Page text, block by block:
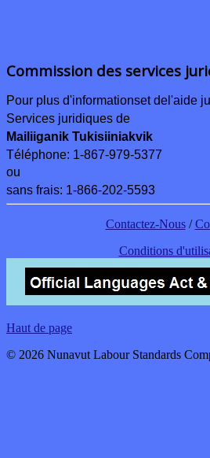
Commission des services
Pour plus d'informationset de l'aide
Services juridiques de
Mailiiganik Tukisiiniakvik
Téléphone: 1-867-979-5377
ou
sans frais: 1-866-202-5593
Contactez-Nous/
Conditions
Haut de page
© 2026 Nunavut Labour Standards